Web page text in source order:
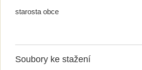
starosta obce
Soubory ke stažení